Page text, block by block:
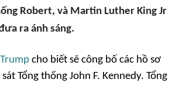
Robert, và Martin Luther King Jr
ra ánh sáng.
Trump cho biết sẽ công bố các hồ sơ
Tổng thống John F. Kennedy. Tổng